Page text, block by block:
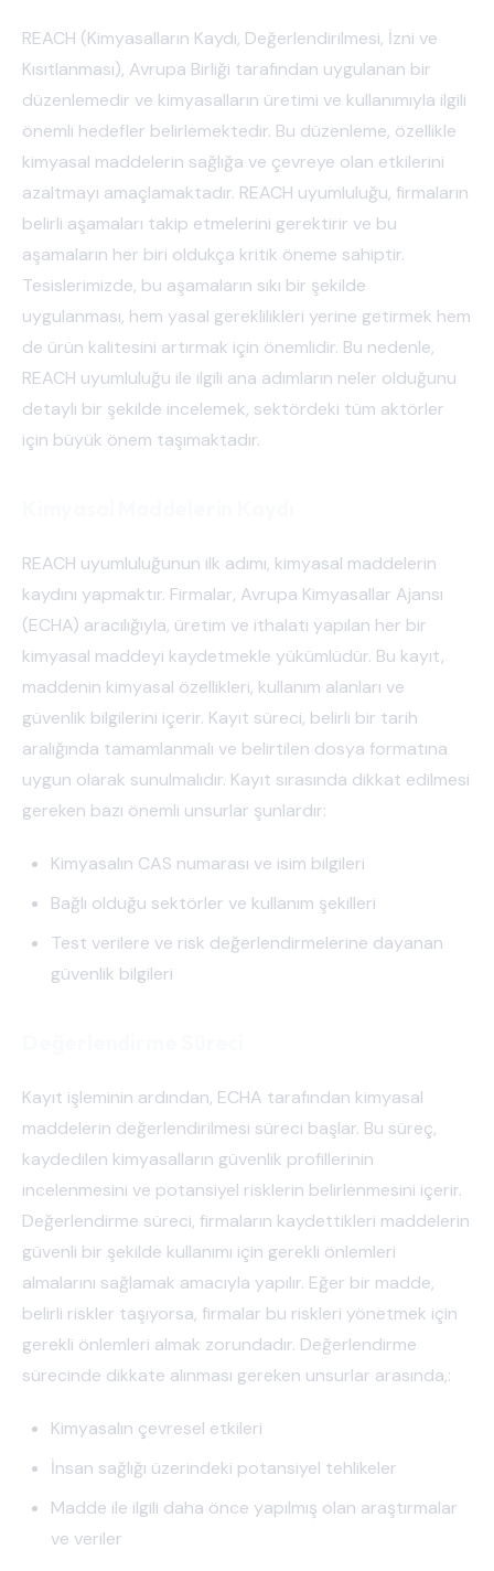
REACH (Kimyasalların Kaydı, Değerlendirilmesi, İzni ve
Kısıtlanması), Avrupa Birliği tarafından uygulanan bir
düzenlemedir ve kimyasalların üretimi ve kullanımıyla ilgili
önemli hedefler belirlemektedir. Bu düzenleme, özellikle
kimyasal maddelerin sağlığa ve çevreye olan etkilerini
azaltmayı amaçlamaktadır. REACH uyumluluğu, firmaların
belirli aşamaları takip etmelerini gerektirir ve bu
aşamaların her biri oldukça kritik öneme sahiptir.
Tesislerimizde, bu aşamaların sıkı bir şekilde
uygulanması, hem yasal gereklilikleri yerine getirmek hem
de ürün kalitesini artırmak için önemlidir. Bu nedenle,
REACH uyumluluğu ile ilgili ana adımların neler olduğunu
detaylı bir şekilde incelemek, sektördeki tüm aktörler
için büyük önem taşımaktadır.
REACH uyumluluğunun ilk adımı, kimyasal maddelerin
kaydını yapmaktır. Firmalar, Avrupa Kimyasallar Ajansı
(ECHA) aracılığıyla, üretim ve ithalatı yapılan her bir
kimyasal maddeyi kaydetmekle yükümlüdür. Bu kayıt,
maddenin kimyasal özellikleri, kullanım alanları ve
güvenlik bilgilerini içerir. Kayıt süreci, belirli bir tarih
aralığında tamamlanmalı ve belirtilen dosya formatına
uygun olarak sunulmalıdır. Kayıt sırasında dikkat edilmesi
gereken bazı önemli unsurlar şunlardır:
Kimyasalın CAS numarası ve isim bilgileri
Bağlı olduğu sektörler ve kullanım şekilleri
Test verilere ve risk değerlendirmelerine dayanan
güvenlik bilgileri
Kayıt işleminin ardından, ECHA tarafından kimyasal
maddelerin değerlendirilmesi süreci başlar. Bu süreç,
kaydedilen kimyasalların güvenlik profillerinin
incelenmesini ve potansiyel risklerin belirlenmesini içerir.
Değerlendirme süreci, firmaların kaydettikleri maddelerin
güvenli bir şekilde kullanımı için gerekli önlemleri
almalarını sağlamak amacıyla yapılır. Eğer bir madde,
belirli riskler taşıyorsa, firmalar bu riskleri yönetmek için
gerekli önlemleri almak zorundadır. Değerlendirme
sürecinde dikkate alınması gereken unsurlar arasında,:
Kimyasalın çevresel etkileri
İnsan sağlığı üzerindeki potansiyel tehlikeler
Madde ile ilgili daha önce yapılmış olan araştırmalar
ve veriler